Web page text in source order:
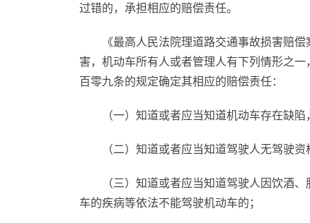
过错的，承担相应的赔偿责任。
《最高人民法院理道路交通事故损害赔
害，机动车所有人或者管理人有下列情形之
百零九条的规定确定其相应的赔偿责任：
（一）知道或者应当知道机动车存在缺
（二）知道或者应当知道驾驶人无驾驶
（三）知道或者应当知道驾驶人因饮酒
车的疾病等依法不能驾驶机动车的；